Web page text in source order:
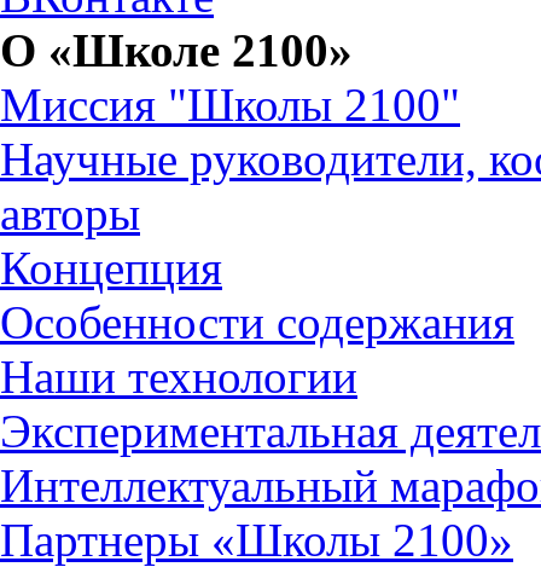
О «Школе 2100»
Миссия "Школы 2100"
Научные руководители,
авторы
Концепция
Особенности содержания
Наши технологии
Экспериментальная
Интеллектуальный
Партнеры «Школы 2100»